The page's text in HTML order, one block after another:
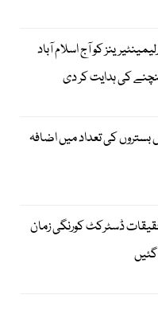
کو آج اسلام آباد
کی ہدایت کر دی
بستروں کی تعداد میں اضافہ
ڈسٹرکٹ کورنگی زمان